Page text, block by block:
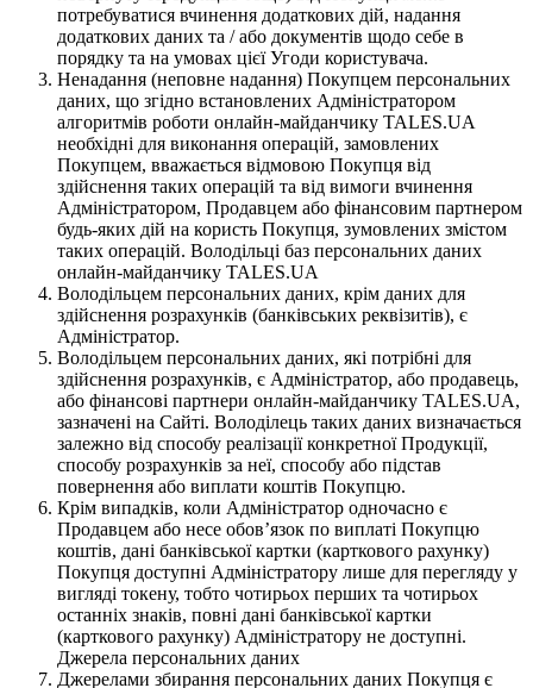
потребуватися вчинення додаткових дій, надання
додаткових даних та / або документів щодо себе в
порядку та на умовах цієї Угоди користувача.
Ненадання (неповне надання) Покупцем персональних
даних, що згідно встановлених Адміністратором
алгоритмів роботи онлайн-майданчику TALES.UA
необхідні для виконання операцій, замовлених
Покупцем, вважається відмовою Покупця від
здійснення таких операцій та від вимоги вчинення
Адміністратором, Продавцем або фінансовим партнером
будь-яких дій на користь Покупця, зумовлених змістом
таких операцій. Володільці баз персональних даних
онлайн-майданчику TALES.UA
Володільцем персональних даних, крім даних для
здійснення розрахунків (банківських реквізитів), є
Адміністратор.
Володільцем персональних даних, які потрібні для
здійснення розрахунків, є Адміністратор, або продавець,
або фінансові партнери онлайн-майданчику TALES.UA,
зазначені на Сайті. Володілець таких даних визначається
залежно від способу реалізації конкретної Продукції,
способу розрахунків за неї, способу або підстав
повернення або виплати коштів Покупцю.
Крім випадків, коли Адміністратор одночасно є
Продавцем або несе обов’язок по виплаті Покупцю
коштів, дані банківської картки (карткового рахунку)
Покупця доступні Адміністратору лише для перегляду у
вигляді токену, тобто чотирьох перших та чотирьох
останніх знаків, повні дані банківської картки
(карткового рахунку) Адміністратору не доступні.
Джерела персональних даних
Джерелами збирання персональних даних Покупця є